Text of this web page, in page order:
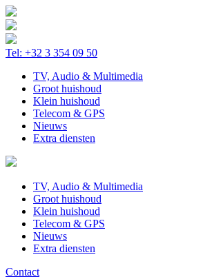
Tel: +32 3 354 09 50
TV, Audio & Multimedia
Groot huishoud
Klein huishoud
Telecom & GPS
Nieuws
Extra diensten
TV, Audio & Multimedia
Groot huishoud
Klein huishoud
Telecom & GPS
Nieuws
Extra diensten
Contact